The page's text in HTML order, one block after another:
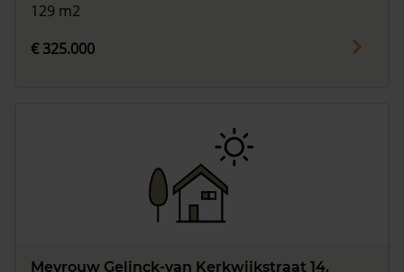
129 m2
€ 325.000
Mevrouw Gelinck-van Kerkwijkstraat 14,